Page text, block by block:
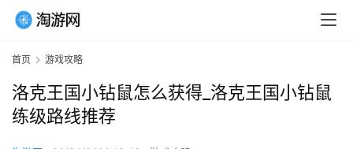
首页 游戏攻略
洛克王国小钻鼠怎么获得_洛克王国小钻鼠
练级路线推荐